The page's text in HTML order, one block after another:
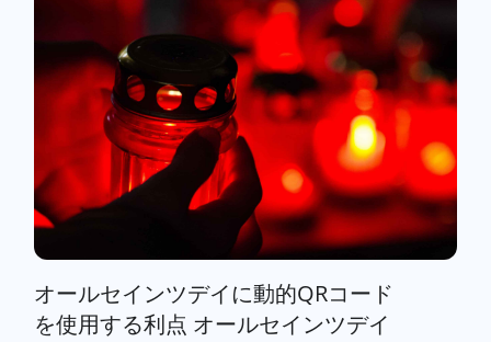
オールセインツデイに動的QRコード
を使用する利点 オールセインツデイ